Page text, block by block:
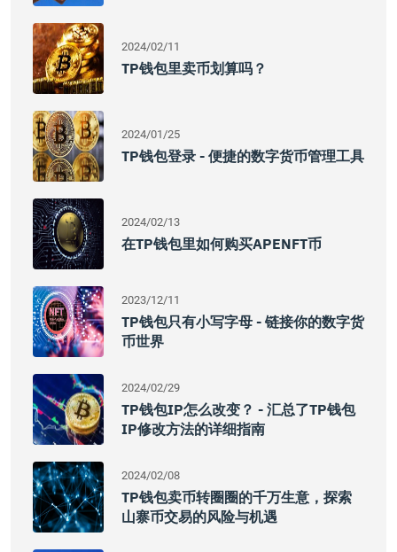
2024/02/11
TP钱包里卖币划算吗？
2024/01/25
TP钱包登录 - 便捷的数字货币管理工具
2024/02/13
在TP钱包里如何购买APENFT币
2023/12/11
TP钱包只有小写字母 - 链接你的数字货
币世界
2024/02/29
TP钱包IP怎么改变？ - 汇总了TP钱包
IP修改方法的详细指南
2024/02/08
TP钱包卖币转圈圈的千万生意，探索
山寨币交易的风险与机遇